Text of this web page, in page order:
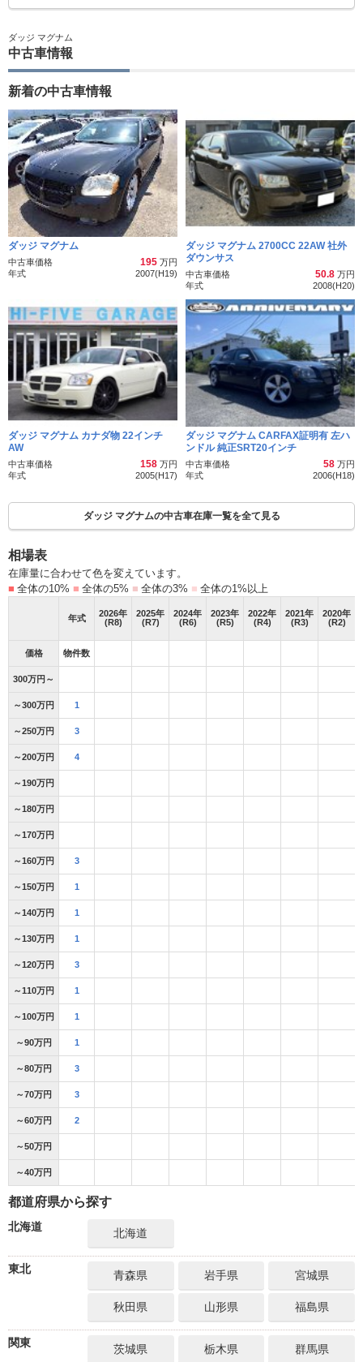
ダッジ マグナム
中古車情報
新着の中古車情報
ダッジ マグナム
中古車価格 195 万円
年式
2007(H19)
ダッジ マグナム 2700CC 22AW 社外
ダウンサス
中古車価格 50.8 万円
年式
2008(H20)
ダッジ マグナム カナダ物 22インチ
AW
中古車価格 158 万円
年式
2005(H17)
ダッジ マグナム CARFAX証明有 左ハ
ンドル 純正SRT20インチ
中古車価格 58 万円
年式
2006(H18)
ダッジ マグナムの中古車在庫一覧を全て見る
相場表
在庫量に合わせて色を変えています。
■ 全体の10% ■ 全体の5% ■ 全体の3% ■ 全体の1%以上
年式 2026年
(R8)
2025年
(R7)
2024年
(R6)
2023年
(R5)
2022年
(R4)
2021年
(R3)
2020年
(R2)
価格 物件数
300万円～
～300万円 1
～250万円 3
～200万円 4
～190万円
～180万円
～170万円
～160万円 3
～150万円 1
～140万円 1
～130万円 1
～120万円 3
～110万円 1
～100万円 1
～90万円 1
～80万円 3
～70万円 3
～60万円 2
～50万円
～40万円
都道府県から探す
北海道 北海道
東北 青森県 岩手県 宮城県
秋田県 山形県 福島県
関東 茨城県 栃木県 群馬県